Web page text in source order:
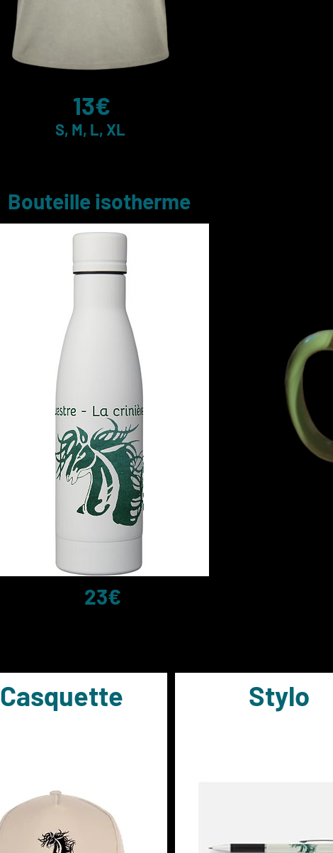
S, M, L, XL
13€
Bouteille isotherme
23€
Casquette Stylo